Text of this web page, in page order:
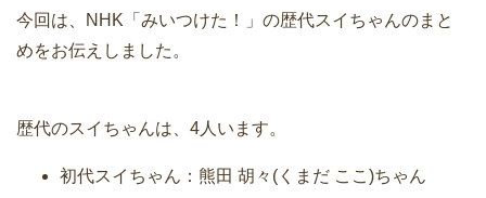
今回は、NHK「みいつけた！」の歴代スイちゃんのまと
めをお伝えしました。
歴代のスイちゃんは、4人います。
初代スイちゃん：熊田 胡々(くまだ ここ)ちゃん